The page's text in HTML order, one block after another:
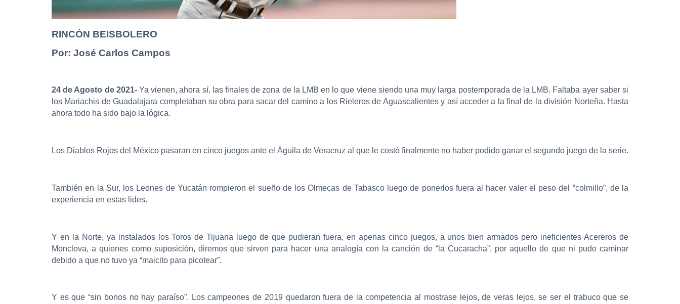
RINCÓN BEISBOLERO
Por: José Carlos Campos
24 de Agosto de 2021-Ya vienen, ahora sí, las finales de zona de la LMB en lo que viene siendo una muy larga postemporada de la LMB. Faltaba ayer saber si
los Mariachis de Guadalajara completaban su obra para sacar del camino a los Rieleros de Aguascalientes y así acceder a la final de la división Norteña. Hasta
ahora todo ha sido bajo la lógica.
Los Diablos Rojos del México pasaran en cinco juegos ante el Águila de Veracruz al que le costó finalmente no haber podido ganar el segundo juego de la serie.
También en la Sur, los Leones de Yucatán rompieron el sueño de los Olmecas de Tabasco luego de ponerlos fuera al hacer valer el peso del “colmillo”, de la
experiencia en estas lides.
Y en la Norte, ya instalados los Toros de Tijuana luego de que pudieran fuera, en apenas cinco juegos, a unos bien armados pero ineficientes Acereros de
Monclova, a quienes como suposición, diremos que sirven para hacer una analogía con la canción de “la Cucaracha”, por aquello de que ni pudo caminar
debido a que no tuvo ya “maicito para picotear”.
Y es que “sin bonos no hay paraíso”. Los campeones de 2019 quedaron fuera de la competencia al mostrase lejos, de veras lejos, se ser el trabuco que se